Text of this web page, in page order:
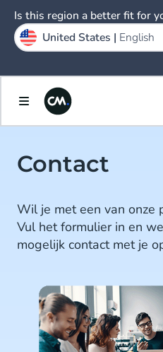
Contact
Wil je met een van onze
Vul het formulier in en
mogelijk contact met je
Is this region a better fit for
United States | English